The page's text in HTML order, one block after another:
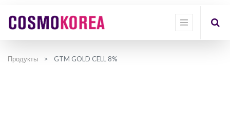
Продукты GTM GOLD CELL 8%